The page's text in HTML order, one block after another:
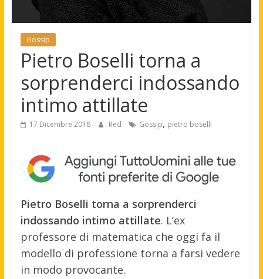
Gossip
Pietro Boselli torna a
sorprenderci indossando
intimo attillate
17 Dicembre 2018 Red Gossip, pietro boselli
Pietro Boselli torna a sorprenderci
indossando intimo attillate. L’ex
professore di matematica che oggi fa il
modello di professione torna a farsi vedere
in modo provocante.